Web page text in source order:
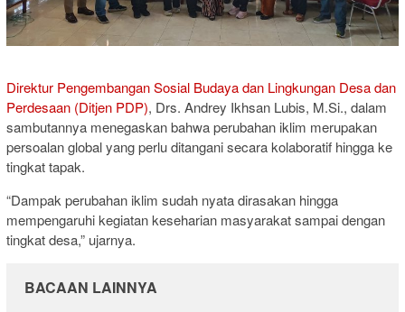
Direktur Pengembangan Sosial Budaya dan Lingkungan Desa dan
Perdesaan (Ditjen PDP), Drs. Andrey Ikhsan Lubis, M.Si., dalam
sambutannya menegaskan bahwa perubahan iklim merupakan
persoalan global yang perlu ditangani secara kolaboratif hingga ke
tingkat tapak.
“Dampak perubahan iklim sudah nyata dirasakan hingga
mempengaruhi kegiatan keseharian masyarakat sampai dengan
tingkat desa,” ujarnya.
BACAAN LAINNYA